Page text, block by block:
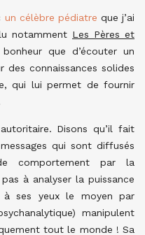
un célèbre pédiatre que j’ai
notamment Les Pères et
que d’écouter un
connaissances solides
qui lui permet de fournir
Disons qu’il fait
qui sont diffusés
comportement par la
à analyser la puissance
à ses yeux le moyen par
manipulent
tout le monde ! Sa